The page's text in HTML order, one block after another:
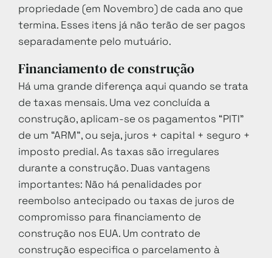
propriedade (em Novembro) de cada ano que
termina. Esses itens já não terão de ser pagos
separadamente pelo mutuário.
Financiamento de construção
Há uma grande diferença aqui quando se trata
de taxas mensais. Uma vez concluída a
construção, aplicam-se os pagamentos “PITI”
de um “ARM”, ou seja, juros + capital + seguro +
imposto predial. As taxas são irregulares
durante a construção. Duas vantagens
importantes: Não há penalidades por
reembolso antecipado ou taxas de juros de
compromisso para financiamento de
construção nos EUA. Um contrato de
construção especifica o parcelamento à